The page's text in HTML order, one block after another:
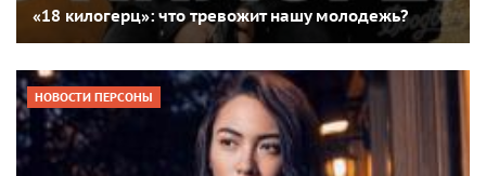
«18 килогерц»: что тревожит нашу молодежь?
НОВОСТИ ПЕРСОНЫ